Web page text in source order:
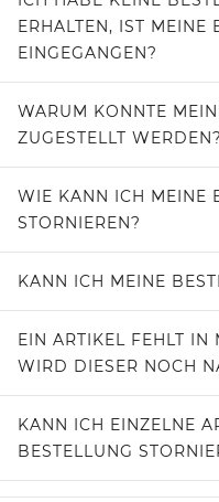
ERHALTEN, IST MEINE
EINGEGANGEN?
WARUM KONNTE
ZUGESTELLT WERDEN?
WIE KANN ICH MEINE
STORNIEREN?
KANN ICH MEINE
EIN ARTIKEL FEHLT IN
WIRD DIESER NOCH
KANN ICH EINZELNE
BESTELLUNG